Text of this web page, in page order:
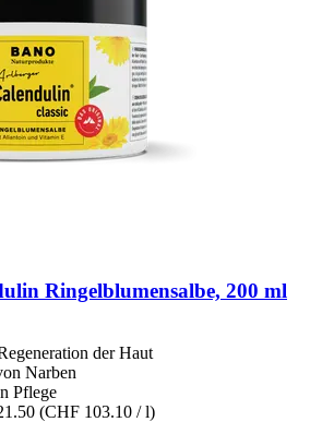
Ringelblumensalbe, 200 ml
der Haut
Narben
Pflege
(CHF 103.10 / l)